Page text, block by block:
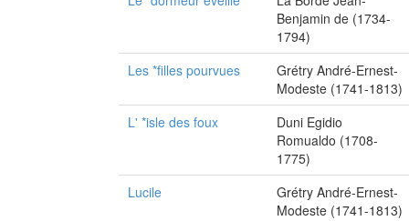
Benjamin de (1734-
1794)
Les *filles pourvues
Grétry André-Ernest-
Modeste (1741-1813)
L' *isle des foux
Duni Egidio
Romualdo (1708-
1775)
Lucile
Grétry André-Ernest-
Modeste (1741-1813)